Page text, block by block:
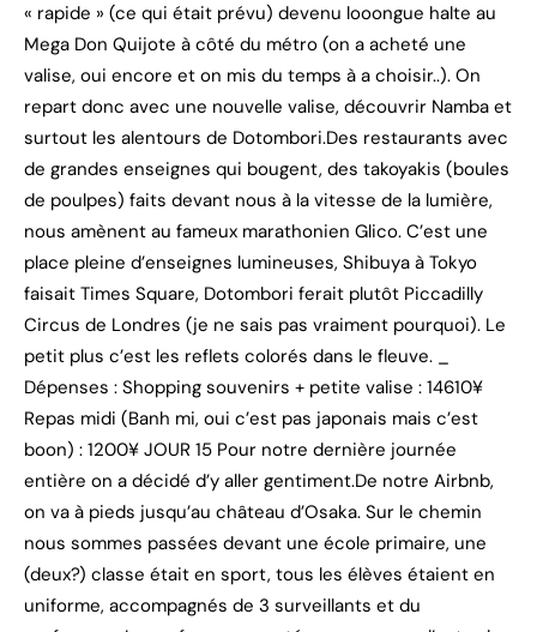
« rapide » (ce qui était prévu) devenu looongue halte au
Mega Don Quijote à côté du métro (on a acheté une
valise, oui encore et on mis du temps à a choisir..). On
repart donc avec une nouvelle valise, découvrir Namba et
surtout les alentours de Dotombori.Des restaurants avec
de grandes enseignes qui bougent, des takoyakis (boules
de poulpes) faits devant nous à la vitesse de la lumière,
nous amènent au fameux marathonien Glico. C’est une
place pleine d’enseignes lumineuses, Shibuya à Tokyo
faisait Times Square, Dotombori ferait plutôt Piccadilly
Circus de Londres (je ne sais pas vraiment pourquoi). Le
petit plus c’est les reflets colorés dans le fleuve. _
Dépenses : Shopping souvenirs + petite valise : 14610¥
Repas midi (Banh mi, oui c’est pas japonais mais c’est
boon) : 1200¥ JOUR 15 Pour notre dernière journée
entière on a décidé d’y aller gentiment.De notre Airbnb,
on va à pieds jusqu’au château d’Osaka. Sur le chemin
nous sommes passées devant une école primaire, une
(deux?) classe était en sport, tous les élèves étaient en
uniforme, accompagnés de 3 surveillants et du